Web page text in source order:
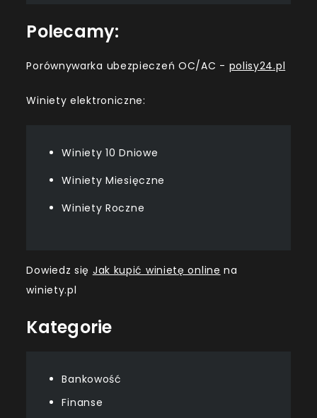
Polecamy:
Porównywarka ubezpieczeń OC/AC - polisy24.pl
Winiety elektroniczne:
Winiety 10 Dniowe
Winiety Miesięczne
Winiety Roczne
Dowiedz się Jak kupić winietę online na
winiety.pl
Kategorie
Bankowość
Finanse